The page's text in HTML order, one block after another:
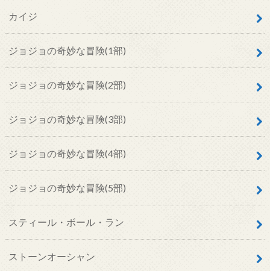
カイジ
ジョジョの奇妙な冒険(1部)
ジョジョの奇妙な冒険(2部)
ジョジョの奇妙な冒険(3部)
ジョジョの奇妙な冒険(4部)
ジョジョの奇妙な冒険(5部)
スティール・ボール・ラン
ストーンオーシャン